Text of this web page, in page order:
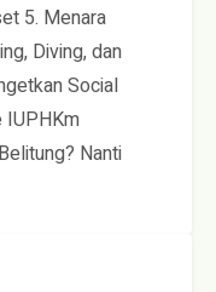
5. Menara
Diving, dan
Social
IUPHKm
Nanti